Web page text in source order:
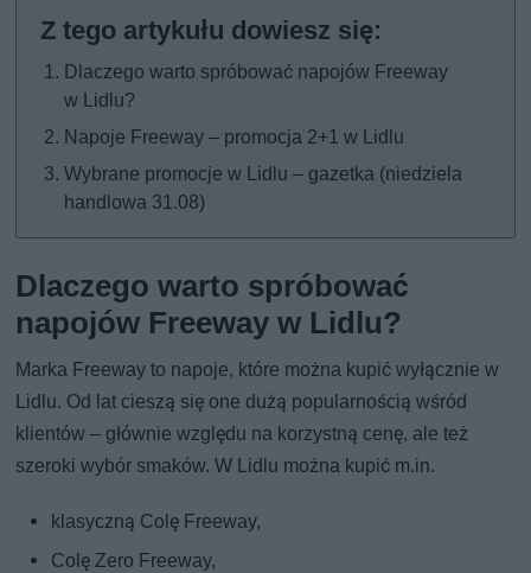
Dlaczego warto spróbować napojów Freeway
w Lidlu?
Napoje Freeway – promocja 2+1 w Lidlu
Wybrane promocje w Lidlu – gazetka (niedziela
handlowa 31.08)
Dlaczego warto spróbować
napojów Freeway w Lidlu?
Marka Freeway to napoje, które można kupić wyłącznie w
Lidlu. Od lat cieszą się one dużą popularnością wśród
klientów – głównie względu na korzystną cenę, ale też
szeroki wybór smaków. W Lidlu można kupić m.in.
klasyczną Colę Freeway,
Colę Zero Freeway,